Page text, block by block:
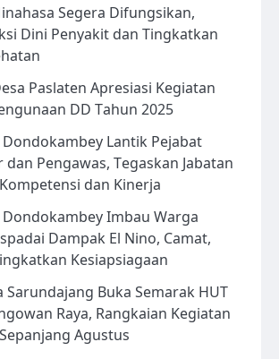
Segera Difungsikan,
Dini Penyakit dan Tingkatkan
Paslaten Apresiasi Kegiatan
DD Tahun 2025
Lantik Pejabat
Pengawas, Tegaskan Jabatan
dan Kinerja
Imbau Warga
Dampak El Nino, Camat,
Kesiapsiagaan
Sarundajang Buka Semarak HUT
Raya, Rangkaian Kegiatan
Agustus